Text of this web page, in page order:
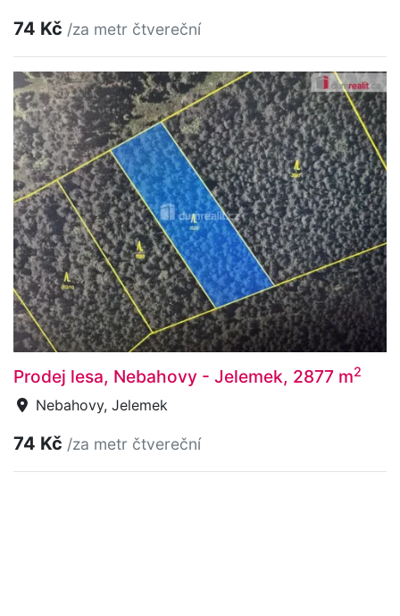
74 Kč /za metr čtvereční
Prodej lesa, Nebahovy - Jelemek, 2877 m2
Nebahovy, Jelemek
74 Kč /za metr čtvereční